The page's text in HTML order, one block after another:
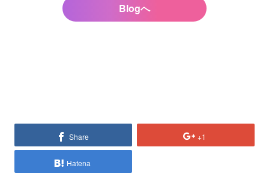
Blogへ
Share +1
Hatena